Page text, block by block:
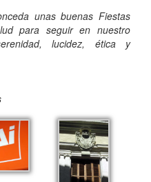
unas buenas Fiestas
para seguir en nuestro
lucidez, ética y